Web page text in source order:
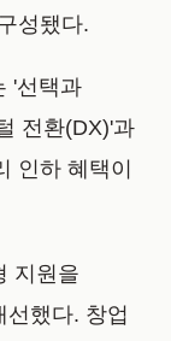
성됐다.
'선택과
전환(DX)'과
인하 혜택이
지원을
했다. 창업